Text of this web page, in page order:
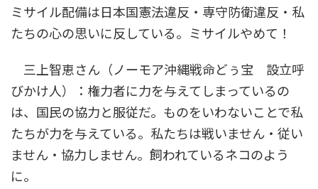
ミサイル配備は日本国憲法違反・専守防衛違反・私
たちの心の思いに反している。ミサイルやめて！
三上智恵さん（ノーモア沖縄戦命どぅ宝 設立呼
びかけ人）：権力者に力を与えてしまっているの
は、国民の協力と服従だ。ものをいわないことで私
たちが力を与えている。私たちは戦いません・従い
ません・協力しません。飼われているネコのよう
に。